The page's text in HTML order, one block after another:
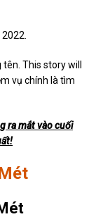
This story will
vụ chính là tìm
ra mắt vào cuối